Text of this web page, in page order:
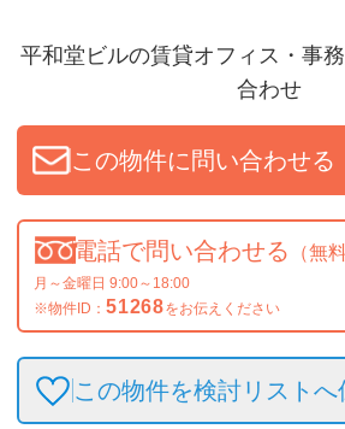
平和堂ビルの賃貸オフィス・事
合わせ
この物件に問い合わせる
電話で問い合わせる （無
月～金曜日 9:00～18:00
※物件ID： 51268をお伝えください
この物件を検討リストへ